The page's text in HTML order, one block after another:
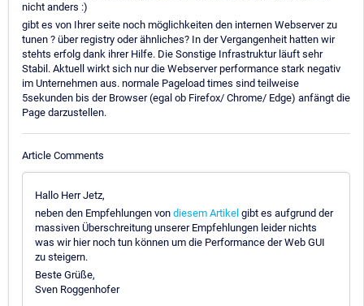
nicht anders :)
gibt es von Ihrer seite noch möglichkeiten den internen Webserver zu
tunen ? über registry oder ähnliches? In der Vergangenheit hatten wir
stehts erfolg dank ihrer Hilfe. Die Sonstige Infrastruktur läuft sehr
Stabil. Aktuell wirkt sich nur die Webserver performance stark negativ
im Unternehmen aus. normale Pageload times sind teilweise
5sekunden bis der Browser (egal ob Firefox/ Chrome/ Edge) anfängt die
Page darzustellen.
Article Comments
Hallo Herr Jetz,
neben den Empfehlungen von diesem Artikel gibt es aufgrund der
massiven Überschreitung unserer Empfehlungen leider nichts
was wir hier noch tun können um die Performance der Web GUI
zu steigern.
Beste Grüße,
Sven Roggenhofer